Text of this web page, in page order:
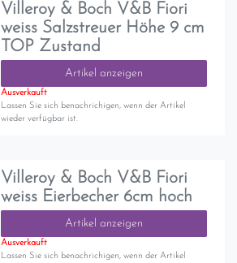
Villeroy & Boch V&B Fiori
weiss Salzstreuer Höhe 9 cm
TOP Zustand
Artikel anzeigen
Ausverkauft
Lassen Sie sich benachrichigen, wenn der Artikel
wieder verfügbar ist.
Villeroy & Boch V&B Fiori
weiss Eierbecher 6cm hoch
Artikel anzeigen
Ausverkauft
Lassen Sie sich benachrichigen, wenn der Artikel